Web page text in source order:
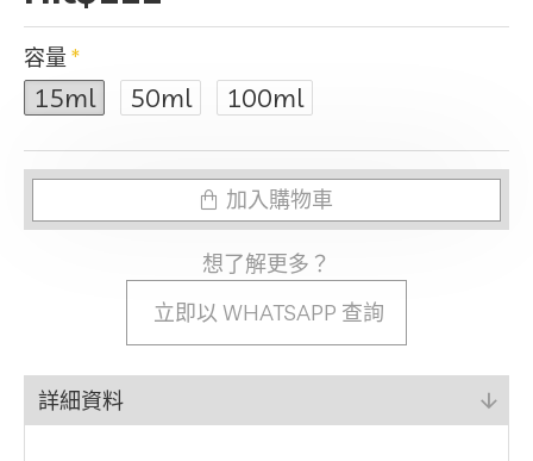
容量
15ml 50ml 100ml
加入購物車
想了解更多？
立即以 WHATSAPP 查詢
詳細資料